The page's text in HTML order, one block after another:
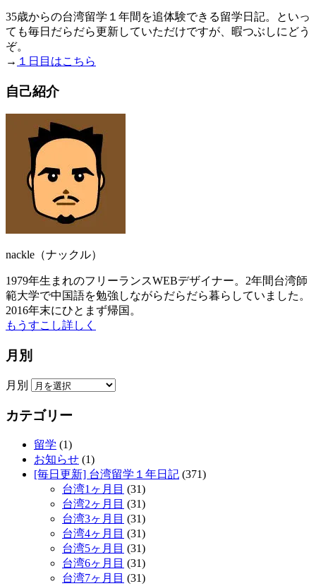
35歳からの台湾留学１年間を追体験できる留学日記。といっ
ても毎日だらだら更新していただけですが、暇つぶしにどう
ぞ。
→ １日目はこちら
自己紹介
nackle（ナックル）
1979年生まれのフリーランスWEBデザイナー。2年間台湾師
範大学で中国語を勉強しながらだらだら暮らしていました。
2016年末にひとまず帰国。
もうすこし詳しく
月別
月別
カテゴリー
留学 (1)
お知らせ (1)
[毎日更新] 台湾留学１年日記 (371)
台湾1ヶ月目 (31)
台湾2ヶ月目 (31)
台湾3ヶ月目 (31)
台湾4ヶ月目 (31)
台湾5ヶ月目 (31)
台湾6ヶ月目 (31)
台湾7ヶ月目 (31)